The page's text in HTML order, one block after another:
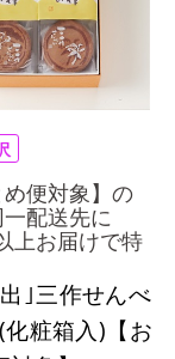
め便対象】の
配送先に
上お届けで特
｣三作せんべ
粧箱入)【お